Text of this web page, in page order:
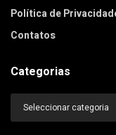
Política de
Contatos
Categorias
Categorias